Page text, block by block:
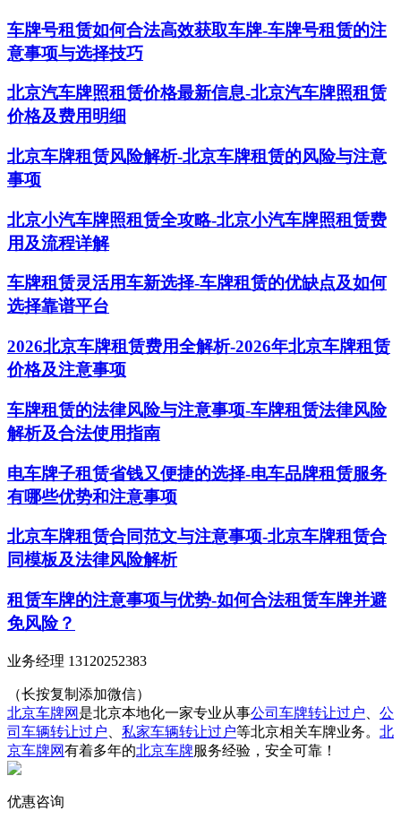
车牌号租赁如何合法高效获取车牌-车牌号租赁的注
意事项与选择技巧
北京汽车牌照租赁价格最新信息-北京汽车牌照租赁
价格及费用明细
北京车牌租赁风险解析-北京车牌租赁的风险与注意
事项
北京小汽车牌照租赁全攻略-北京小汽车牌照租赁费
用及流程详解
车牌租赁灵活用车新选择-车牌租赁的优缺点及如何
选择靠谱平台
2026北京车牌租赁费用全解析-2026年北京车牌租赁
价格及注意事项
车牌租赁的法律风险与注意事项-车牌租赁法律风险
解析及合法使用指南
电车牌子租赁省钱又便捷的选择-电车品牌租赁服务
有哪些优势和注意事项
北京车牌租赁合同范文与注意事项-北京车牌租赁合
同模板及法律风险解析
租赁车牌的注意事项与优势-如何合法租赁车牌并避
免风险？
业务经理 13120252383
（长按复制添加微信）
北京车牌网 是北京本地化一家专业从事公司车牌转让过户
公
司车辆转让过户
私家车辆转让过户等北京相关车牌业务。 北
京车牌网有着多年的北京车牌服务经验，安全可靠！
优惠咨询